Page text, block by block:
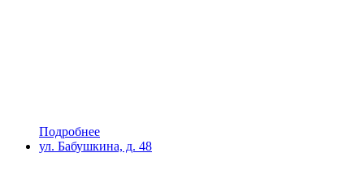
Подробнее
ул. Бабушкина, д. 48